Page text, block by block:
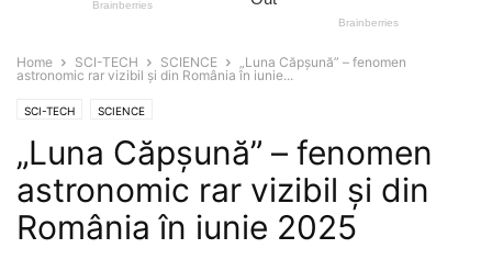
Home SCI-TECH SCIENCE
„Luna Căpșună” – fenomen
astronomic rar vizibil și din România în iunie...
SCI-TECH SCIENCE
„Luna Căpșună” – fenomen
astronomic rar vizibil și din
România în iunie 2025